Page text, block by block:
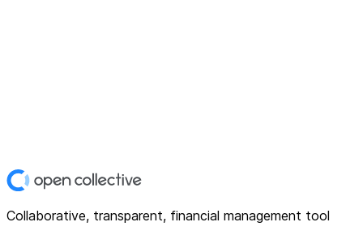
Collaborative, transparent, financial management tool